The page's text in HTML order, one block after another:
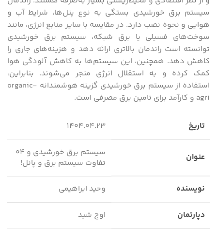
سیستم برق خورشیدی بستگی به نوع پنل‌ها، شرایط آب و
هوایی و نحوه نصب دارد. در مقایسه با سایر منابع انرژی، مانند
سوخت‌های فسیلی یا برق شبکه، سیستم برق خورشیدی
توانسته است راندمان بالاتری ارائه دهد و هزینه‌های جاری را
کاهش دهد. همچنین، این سیستم‌ها به کاهش آلودگی هوا
کمک کرده و به استقلال انرژی منجر می‌شوند. بنابراین،
استفاده از سیستم برق خورشیدی گزینه‌ هوشمندانه organic-
agri و کارآمد برای تامین برق مصرفی است.
تاریخ ۱۴۰۴.۰۴.۲۳
عنوان
سیستم برق خورشیدی و ۰۴
تفاوت سیستم برق و پانل!
نویسنده وحید ابراهیمی
دپارتمان اوج شید